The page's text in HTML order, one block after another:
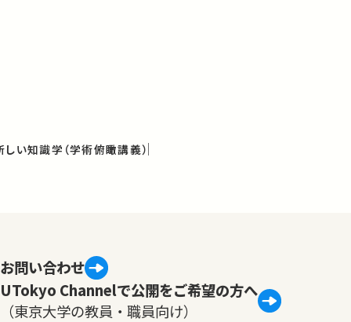
い知識学（学術俯瞰講義）
お問い合わせ
UTokyo Channelで公開をご希望の方へ
（東京大学の教員・職員向け）